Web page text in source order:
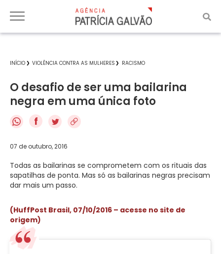
INÍCIO VIOLÊNCIA CONTRA AS MULHERES RACISMO
O desafio de ser uma bailarina
negra em uma única foto
f
07 de outubro, 2016
Todas as bailarinas se comprometem com os rituais das
sapatilhas de ponta. Mas só as bailarinas negras precisam
dar mais um passo.
(HuffPost Brasil, 07/10/2016 – acesse no site de
origem)